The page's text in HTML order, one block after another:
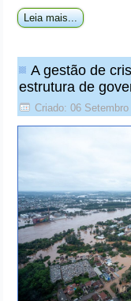
Leia mais...
A gestão de
estrutura de
Criado: 06 Setembro